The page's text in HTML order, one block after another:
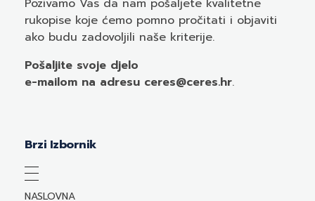
Pozivamo Vas da nam pošaljete kvalitetne
rukopise koje ćemo pomno pročitati i objaviti
ako budu zadovoljili naše kriterije.
Pošaljite svoje djelo
e-mailom na adresu ceres@ceres.hr.
Brzi Izbornik
NASLOVNA